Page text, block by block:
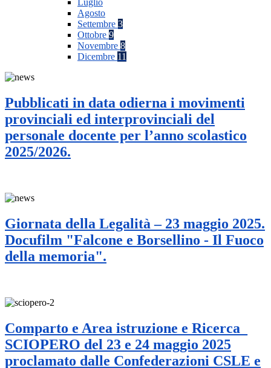
Luglio
Agosto
Settembre 3
Ottobre 9
Novembre 8
Dicembre 11
Pubblicati in data odierna i movimenti
provinciali ed interprovinciali del
personale docente per l’anno scolastico
2025/2026.
Giornata della Legalità – 23 maggio 2025.
Docufilm "Falcone e Borsellino - Il Fuoco
della memoria".
Comparto e Area istruzione e Ricerca_
SCIOPERO del 23 e 24 maggio 2025
proclamato dalle Confederazioni CSLE e